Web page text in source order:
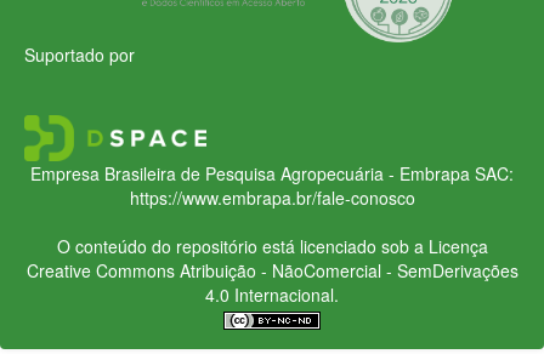
Suportado por
Empresa Brasileira de Pesquisa Agropecuária - Embrapa SAC:
https://www.embrapa.br/fale-conosco
O conteúdo do repositório está licenciado sob a Licença
Creative CommonsAtribuição - NãoComercial - SemDerivações
4.0 Internacional.